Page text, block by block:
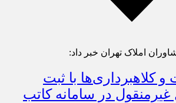
املاک تهران خبر داد:
کلاهبرداری‌ها با ثبت
غیرمنقول در سامانه کاتب